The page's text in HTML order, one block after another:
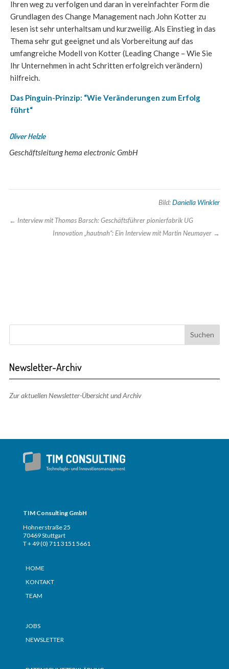
Ihren weg zu verfolgen und daran in vereinfachter Form die
Grundlagen des Change Management nach John Kotter zu
lesen ist sehr unterhaltsam und kurzweilig. Als Einstieg in das
Thema sehr gut geeignet und als Vorbereitung auf das
umfangreiche Modell von Kotter (Leading Change – Wie Sie
Ihr Unternehmen in acht Schritten erfolgreich verändern)
hilfreich.
Das Pinguin-Prinzip: “Wie Veränderungen zum Erfolg
führt“
Oliver Helzle
Geschäftsleitung hema electronic GmbH
Bild:Daniella Winkler
← Interview mit Thomas Barsch: Geschäftsführer pionierfabrik UG
Innovation „hautnah“: Ein Interview mit Martin Neumayer →
Newsletter-Archiv
Zur aktuellen Newsletter-Übersicht und Archiv
TIM Consulting GmbH
Hohnerstraße 25
70469 Stuttgart
T + 49 (0) 711 3151 5661
HOME
KONTAKT
TEAM
JOBS
NEWSLETTER